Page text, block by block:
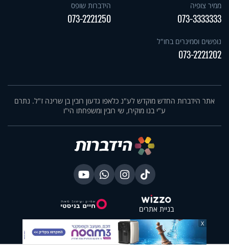
ממיר צופיה
073-3333333
הידברות שופס
073-2221250
נופשים וסמינרים בחו"ל
073-2221202
אתר הידברות החדש מוקדש לע"נ כלאפו גדעון רובין בן שרינה ז"ל. נתרם
ע"י בנו מוקירו, שי רובין ומשפחתו הי"ו
בניית אתרים
X